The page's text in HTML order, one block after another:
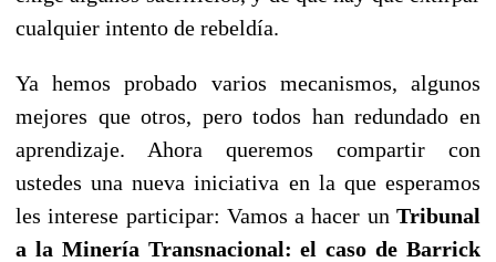
cualquier intento de rebeldía.
Ya hemos probado varios mecanismos, algunos
mejores que otros, pero todos han redundado en
aprendizaje. Ahora queremos compartir con
ustedes una nueva iniciativa en la que esperamos
les interese participar: Vamos a hacer un Tribunal
a la Minería Transnacional: el caso de Barrick